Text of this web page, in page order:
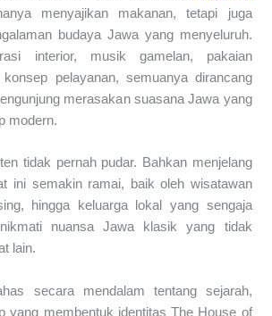
menyajikan makanan, tetapi juga
budaya Jawa yang menyeluruh.
interior, musik gamelan, pakaian
pelayanan, semuanya dirancang
merasakan suasana Jawa yang
modern.
tidak pernah pudar. Bahkan menjelang
ini semakin ramai, baik oleh wisatawan
hingga keluarga lokal yang sengaja
nuansa Jawa klasik yang tidak
lain.
secara mendalam tentang sejarah,
yang membentuk identitas The House of